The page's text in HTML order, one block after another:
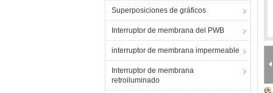
Superposiciones de gráficos
Interruptor de membrana del PWB
interruptor de membrana impermeable
Interruptor de membrana
retroiluminado